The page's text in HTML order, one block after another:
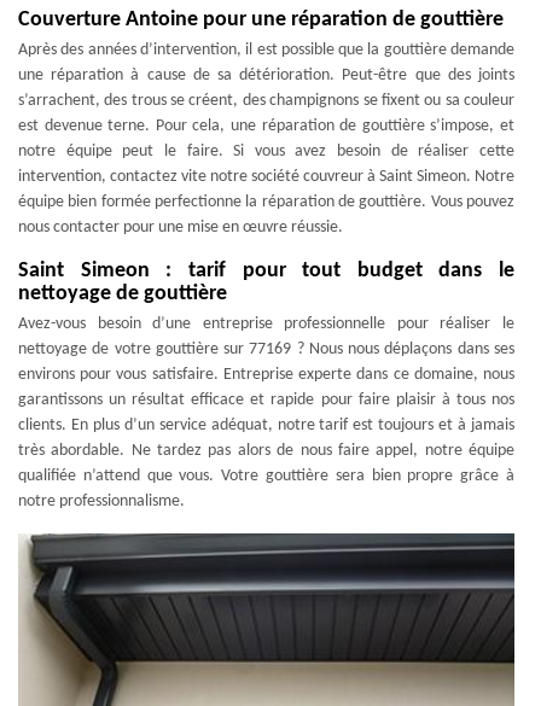
Couverture Antoine pour une réparation de gouttière
Après des années d’intervention, il est possible que la gouttière demande
une réparation à cause de sa détérioration. Peut-être que des joints
s’arrachent, des trous se créent, des champignons se fixent ou sa couleur
est devenue terne. Pour cela, une réparation de gouttière s’impose, et
notre équipe peut le faire. Si vous avez besoin de réaliser cette
intervention, contactez vite notre société couvreur à Saint Simeon. Notre
équipe bien formée perfectionne la réparation de gouttière. Vous pouvez
nous contacter pour une mise en œuvre réussie.
Saint Simeon : tarif pour tout budget dans le
nettoyage de gouttière
Avez-vous besoin d’une entreprise professionnelle pour réaliser le
nettoyage de votre gouttière sur 77169 ? Nous nous déplaçons dans ses
environs pour vous satisfaire. Entreprise experte dans ce domaine, nous
garantissons un résultat efficace et rapide pour faire plaisir à tous nos
clients. En plus d’un service adéquat, notre tarif est toujours et à jamais
très abordable. Ne tardez pas alors de nous faire appel, notre équipe
qualifiée n’attend que vous. Votre gouttière sera bien propre grâce à
notre professionnalisme.